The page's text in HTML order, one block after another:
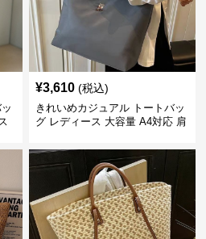
¥3,610 (税込)
きれいめカジュアル トートバッ
グ レディース 大容量 A4対応 肩